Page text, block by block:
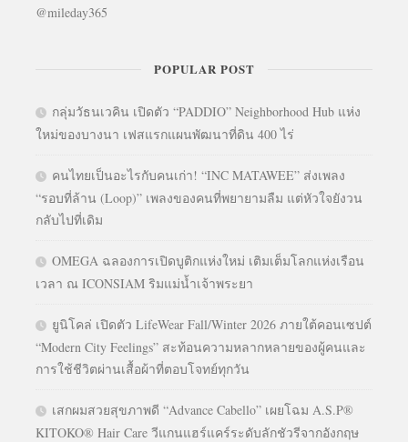
@mileday365
POPULAR POST
กลุ่มวัธนเวคิน เปิดตัว “PADDIO” Neighborhood Hub แห่ง
ใหม่ของบางนา เฟสแรกแผนพัฒนาที่ดิน 400 ไร่
คนไทยเป็นอะไรกับคนเก่า! “INC MATAWEE” ส่งเพลง
“รอบที่ล้าน (Loop)” เพลงของคนที่พยายามลืม แต่หัวใจยังวน
กลับไปที่เดิม
OMEGA ฉลองการเปิดบูติกแห่งใหม่ เติมเต็มโลกแห่งเรือน
เวลา ณ ICONSIAM ริมแม่น้ำเจ้าพระยา
ยูนิโคล่ เปิดตัว LifeWear Fall/Winter 2026 ภายใต้คอนเซปต์
“Modern City Feelings” สะท้อนความหลากหลายของผู้คนและ
การใช้ชีวิตผ่านเสื้อผ้าที่ตอบโจทย์ทุกวัน
เสกผมสวยสุขภาพดี “Advance Cabello” เผยโฉม A.S.P®
KITOKO® Hair Care วีแกนแฮร์แคร์ระดับลักชัวรีจากอังกฤษ